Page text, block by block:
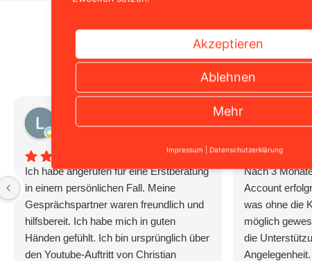
Das sagen unsere
vor 1 Tag
Ich habe angerufen für eine Erstberatung
in einem persönlichen Fall. Meine
Gesprächspartner waren freundlich und
hilfsbereit. Ich habe mich in guten
Händen gefühlt. Ich bin ursprünglich über
den Youtube-Auftritt von Christian
vor 2
Nach 3
Account
was ohne die
möglich
die
Angelegenheit.
Akzeptieren
Ablehnen
Mehr
Impressum | Datenschutzerklärung